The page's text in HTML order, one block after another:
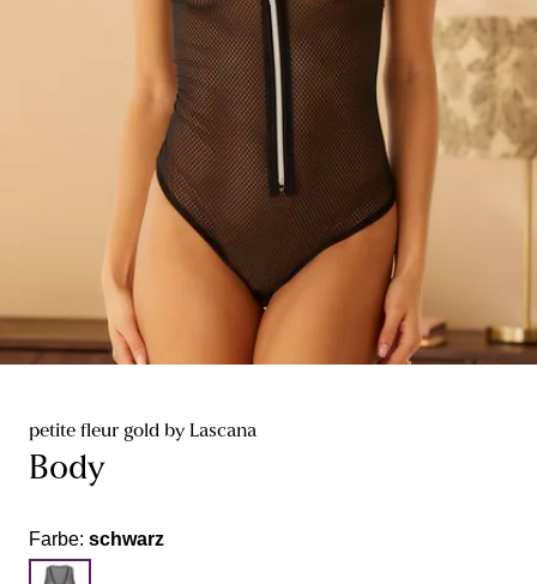
petite fleur gold by Lascana
Body
Farbe: schwarz